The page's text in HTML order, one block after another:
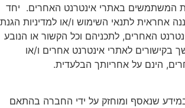
המשתמשים באתרי אינטרנט האחרים. יחד
אחראית לתנאי השימוש ו/או למדיניות הגנת
האחרים, לתכניהם וכל הקשור או הנובע
בקישורים לאתרי אינטרנט אחרים ו/או
הינם על אחריותך הבלעדית.
במידע שנאסף ומוחזק על ידי החברה בהתאם